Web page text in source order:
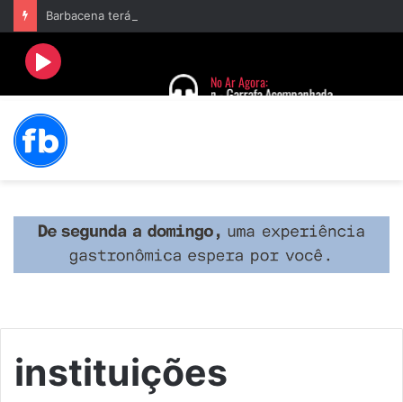
instituições